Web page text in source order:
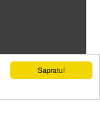
Sapratu!